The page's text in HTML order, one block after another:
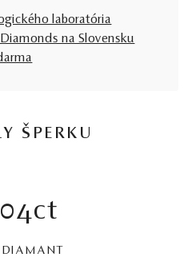
laboratória
na Slovensku
ŠPERKU